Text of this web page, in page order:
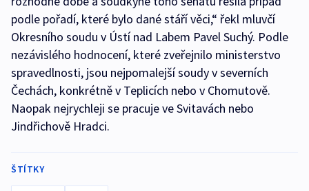
podle pořadí, které bylo dané stáří věci,“ řekl mluvčí
Okresního soudu v Ústí nad Labem Pavel Suchý. Podle
nezávislého hodnocení, které zveřejnilo ministerstvo
spravedlnosti, jsou nejpomalejší soudy v severních
Čechách, konkrétně v Teplicích nebo v Chomutově.
Naopak nejrychleji se pracuje ve Svitavách nebo
Jindřichově Hradci.
ŠTÍTKY